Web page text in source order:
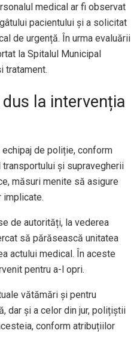
medical ar fi observat
pacientului și a solicitat
de urgență. În urma evaluării
la Spitalul Municipal
tratament.
la intervenția
de poliție, conform
și supravegherii
măsuri menite să asigure
implicate.
de autorități, la vederea
să părăsească unitatea
actului medical. În aceste
pentru a-l opri.
vătămări și pentru
dar și a celor din jur, polițiștii
conform atribuțiilor